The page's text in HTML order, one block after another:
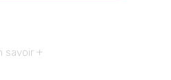
savoir +